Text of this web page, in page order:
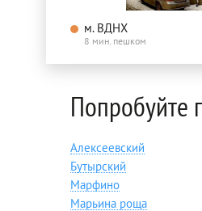
м. ВДНХ
8 мин. пешком
Попробуйте
Алексеевский
Бутырский
Марфино
Марьина роща